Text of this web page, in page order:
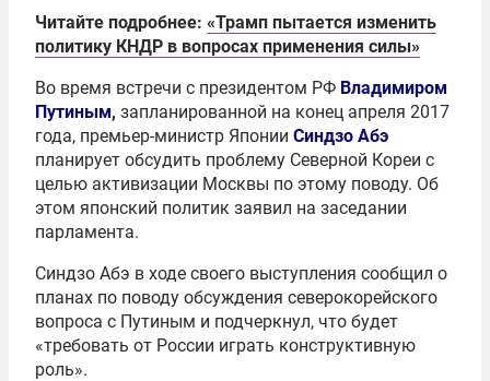
Читайте подробнее: «Трамп пытается изменить
политику КНДР в вопросах применения силы»
Во время встречи с президентом РФ Владимиром
Путиным, запланированной на конец апреля 2017
года, премьер-министр Японии Синдзо Абэ
планирует обсудить проблему Северной Кореи с
целью активизации Москвы по этому поводу. Об
этом японский политик заявил на заседании
парламента.
Синдзо Абэ в ходе своего выступления сообщил о
планах по поводу обсуждения северокорейского
вопроса с Путиным и подчеркнул, что будет
«требовать от России играть конструктивную
роль».